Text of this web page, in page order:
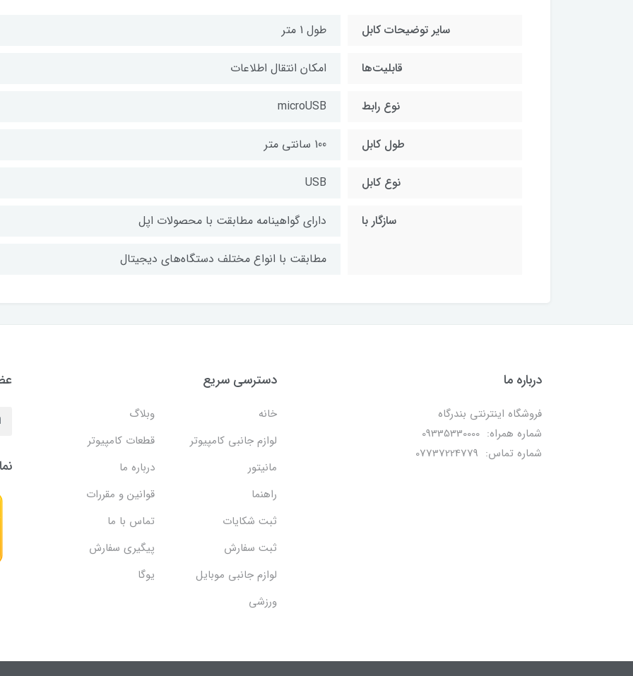
سایر توضیحات کابل طول 1 متر
قابلیت‌ها امکان انتقال اطلاعات
نوع رابط microUSB
طول کابل 100 سانتی متر
نوع کابل USB
سازگار با دارای گواهینامه مطابقت با محصولات اپل
مطابقت با انواع مختلف دستگاه‌های دیجیتال
درباره ما
فروشگاه اینترنتی بندرگاه
شماره همراه: 09335330000
شماره تماس: 07737224779
دسترسی سریع
خانه
وبلاگ
لوازم جانبی کامپیوتر
قطعات کامپیوتر
مانیتور
درباره ما
راهنما
قوانین و مقررات
ثبت شکایات
تماس با ما
ثبت سفارش
پیگیری سفارش
لوازم جانبی موبایل
یوگا
ورزشی